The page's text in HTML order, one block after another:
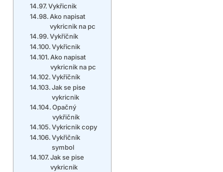
Vykřicnik
Ako napisat
vykricnik na pc
Vykříčník
Vykřicnik
Ako napisat
vykricnik na pc
Vykříčník
Jak se pise
vykricnik
Opačný
vykřičník
Vykricnik copy
Vykřičník
symbol
Jak se pise
vykricnik